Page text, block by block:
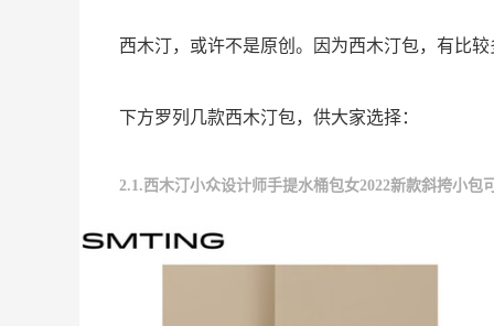
西木汀，或许不是原创。因为西木汀包，有比
下方罗列几款西木汀包，供大家选择：
2.1.西木汀小众设计师手提水桶包女2022新款斜挎小包